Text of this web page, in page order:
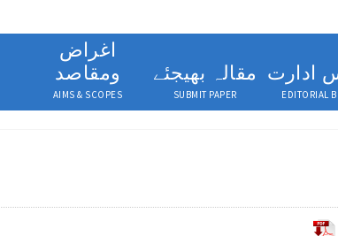
اغراض
ومقاصد
AIMS & SCOPES
مقالہ بھیجئے
SUBMIT PAPER
ادارت
EDITORIAL